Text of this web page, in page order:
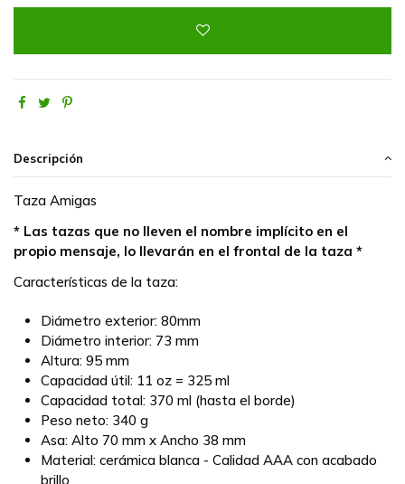
Descripción
Taza Amigas
* Las tazas que no lleven el nombre implícito en el
propio mensaje, lo llevarán en el frontal de la taza *
Características de la taza:
Diámetro exterior: 80mm
Diámetro interior: 73 mm
Altura: 95 mm
Capacidad útil: 11 oz = 325 ml
Capacidad total: 370 ml (hasta el borde)
Peso neto: 340 g
Asa: Alto 70 mm x Ancho 38 mm
Material: cerámica blanca - Calidad AAA con acabado
brillo